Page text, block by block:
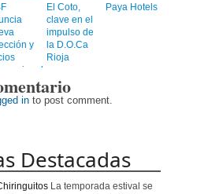
y
2026
El Coto,
clave en el
impulso de
la D.O.Ca
Rioja
Paya Hotels
in to post comment.
Destacadas
La temporada estival se